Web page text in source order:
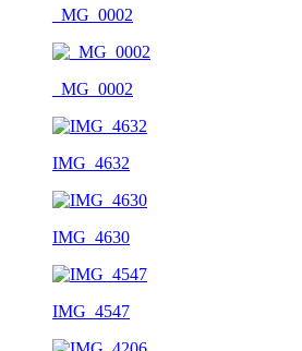
_MG_0002
_MG_0002
IMG_4632
IMG_4630
IMG_4547